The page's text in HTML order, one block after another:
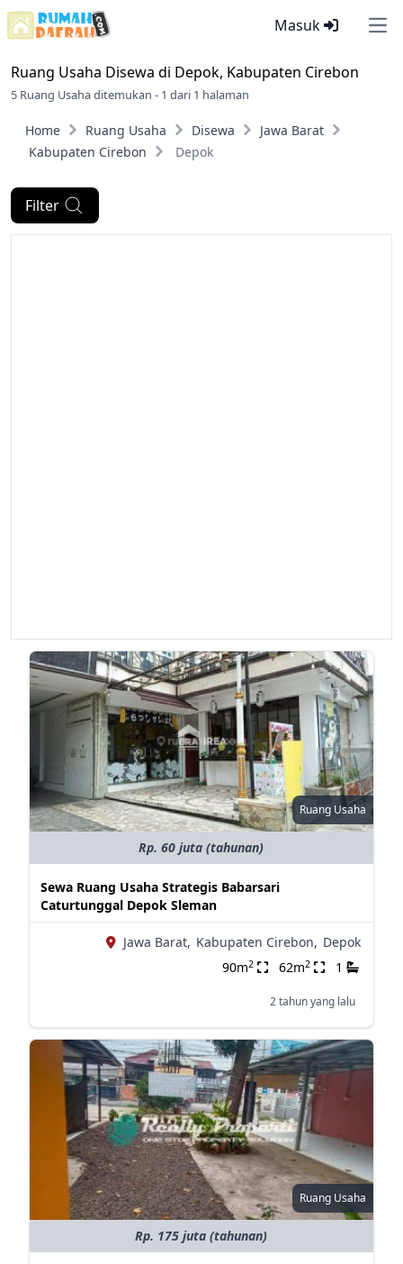
Masuk
Ruang Usaha Disewa di Depok, Kabupaten Cirebon
5 Ruang Usaha ditemukan - 1 dari 1 halaman
Home Ruang Usaha Disewa
Jawa Barat
Kabupaten Cirebon
Depok
Filter
Ruang Usaha
Rp. 60 juta (tahunan)
Sewa Ruang Usaha Strategis Babarsari
Caturtunggal Depok Sleman
Jawa Barat, Kabupaten Cirebon, Depok
90m2 62m2 1
2 tahun yang lalu
Ruang Usaha
Rp. 175 juta (tahunan)